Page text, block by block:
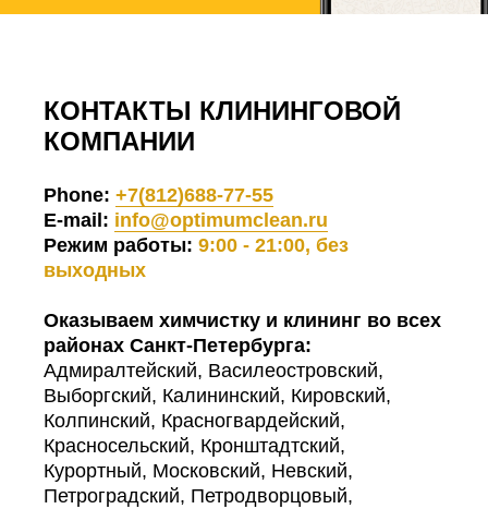
КОНТАКТЫ КЛИНИНГОВОЙ
КОМПАНИИ
Phone: +7(812)688-77-55
E-mail: info@optimumclean.ru
Режим работы: 9:00 - 21:00, без
выходных
Оказываем химчистку и клининг во всех
районах Санкт-Петербурга:
Адмиралтейский, Василеостровский,
Выборгский, Калининский, Кировский,
Колпинский, Красногвардейский,
Красносельский, Кронштадтский,
Курортный, Московский, Невский,
Петроградский, Петродворцовый,